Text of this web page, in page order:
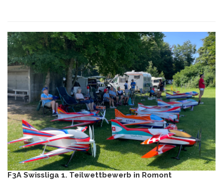
F3A Swissliga 1. Teilwettbewerb in Romont